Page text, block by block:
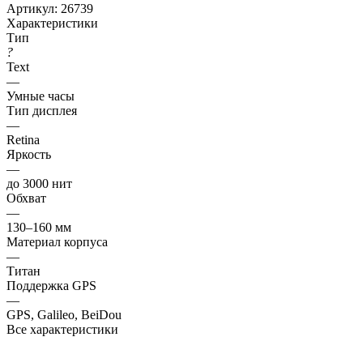
Артикул: 26739
Характеристики
Тип
?
Text
—
Умные часы
Тип дисплея
—
Retina
Яркость
—
до 3000 нит
Обхват
—
130–160 мм
Материал корпуса
—
Титан
Поддержка GPS
—
GPS, Galileo, BeiDou
Все характеристики